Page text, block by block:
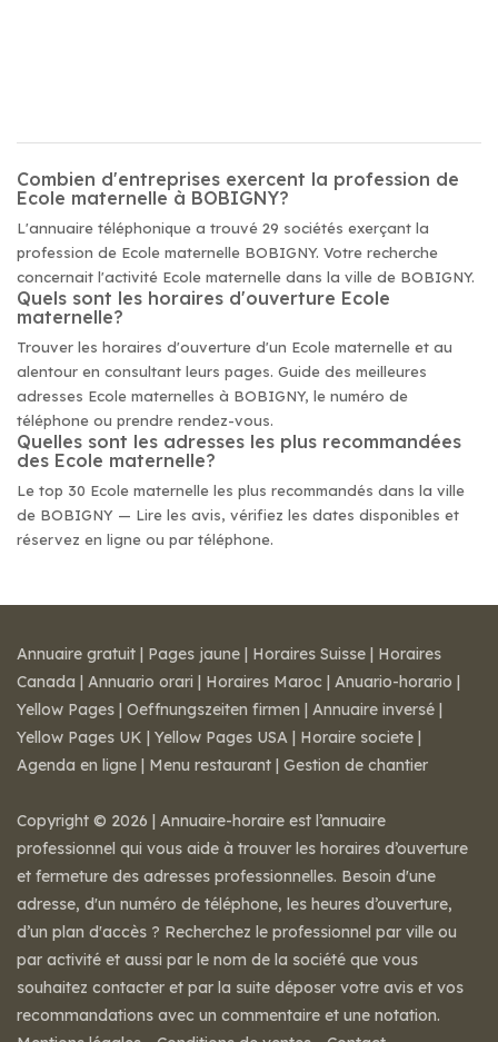
Combien d'entreprises exercent la profession de
Ecole maternelle à BOBIGNY?
L'annuaire téléphonique a trouvé 29 sociétés exerçant la
profession de Ecole maternelle BOBIGNY. Votre recherche
concernait l'activité Ecole maternelle dans la ville de BOBIGNY.
Quels sont les horaires d'ouverture Ecole
maternelle?
Trouver les horaires d'ouverture d'un Ecole maternelle et au
alentour en consultant leurs pages. Guide des meilleures
adresses Ecole maternelles à BOBIGNY, le numéro de
téléphone ou prendre rendez-vous.
Quelles sont les adresses les plus recommandées
des Ecole maternelle?
Le top 30 Ecole maternelle les plus recommandés dans la ville
de BOBIGNY — Lire les avis, vérifiez les dates disponibles et
réservez en ligne ou par téléphone.
Annuaire gratuit | Pages jaune | Horaires Suisse | Horaires
Canada | Annuario orari | Horaires Maroc | Anuario-horario |
Yellow Pages | Oeffnungszeiten firmen | Annuaire inversé |
Yellow Pages UK | Yellow Pages USA | Horaire societe |
Agenda en ligne | Menu restaurant | Gestion de chantier
Copyright © 2026 | Annuaire-horaire est l’annuaire
professionnel qui vous aide à trouver les horaires d’ouverture
et fermeture des adresses professionnelles. Besoin d'une
adresse, d'un numéro de téléphone, les heures d’ouverture,
d’un plan d'accès ? Recherchez le professionnel par ville ou
par activité et aussi par le nom de la société que vous
souhaitez contacter et par la suite déposer votre avis et vos
recommandations avec un commentaire et une notation.